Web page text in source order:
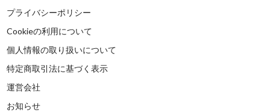
プライバシーポリシー
Cookieの利用について
個人情報の取り扱いについて
特定商取引法に基づく表示
運営会社
お知らせ